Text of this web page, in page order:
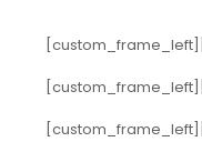
[custom_frame_left]
[custom_frame_left]
[custom_frame_left]